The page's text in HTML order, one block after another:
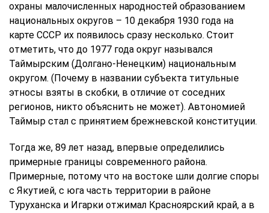
охраны малочисленных народностей образованием
национальных округов – 10 декабря 1930 года на
карте СССР их появилось сразу несколько. Стоит
отметить, что до 1977 года округ назывался
Таймырским (Долгано-Ненецким) национальным
округом. (Почему в названии субъекта титульные
этносы взяты в скобки, в отличие от соседних
регионов, никто объяснить не может). Автономией
Таймыр стал с принятием брежневской конституции.
Тогда же, 89 лет назад, впервые определились
примерные границы современного района.
Примерные, потому что на востоке шли долгие споры
с Якутией, с юга часть территории в районе
Туруханска и Игарки отжимал Красноярский край, а в